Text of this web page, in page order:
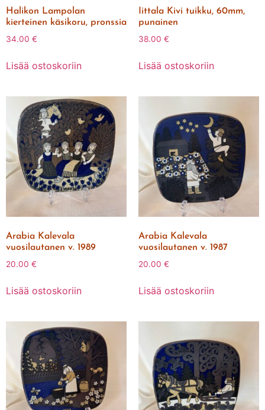
Halikon Lampolan
kierteinen käsikoru, pronssia
34.00 €
Lisää ostoskoriin
Iittala Kivi tuikku, 60mm,
punainen
38.00 €
Lisää ostoskoriin
Arabia Kalevala
vuosilautanen v. 1989
20.00 €
Lisää ostoskoriin
Arabia Kalevala
vuosilautanen v. 1987
20.00 €
Lisää ostoskoriin